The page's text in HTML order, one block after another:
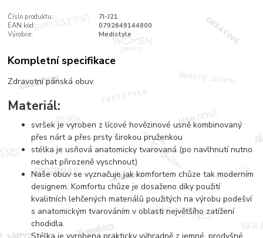
Číslo produktu:
7I-J21
EAN kód:
0792649144800
Výrobce:
Medistyle
Kompletní specifikace
Zdravotní pánská obuv.
Materiál:
svršek je vyroben z lícové hovězinové usně kombinovaný
přes nárt a přes prsty širokou pruženkou
stélka je usňová anatomicky tvarovaná (po navlhnutí nutno
nechat přirozeně vyschnout)
Naše obuv se vyznačuje jak komfortem chůze tak moderním
designem. Komfortu chůze je dosaženo díky použití
kvalitních lehčených materiálů použitých na výrobu podešví
s anatomickým tvarováním v oblasti největšího zatížení
chodidla.